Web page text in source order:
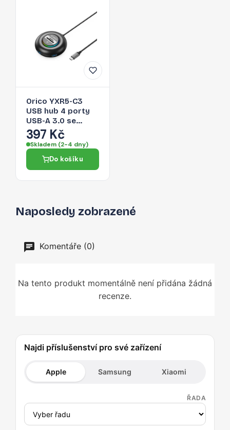
Orico YXR5-C3
USB hub 4 porty
USB-A 3.0 se
čtečkou SD a
microSD 0,3 m –
černý
397 Kč
Skladem (2-4 dny)
Do košíku
Naposledy zobrazené
Komentáře (0)
Na tento produkt momentálně není přidána žádná
recenze.
Najdi příslušenství pro své zařízení
Apple Samsung Xiaomi
ŘADA